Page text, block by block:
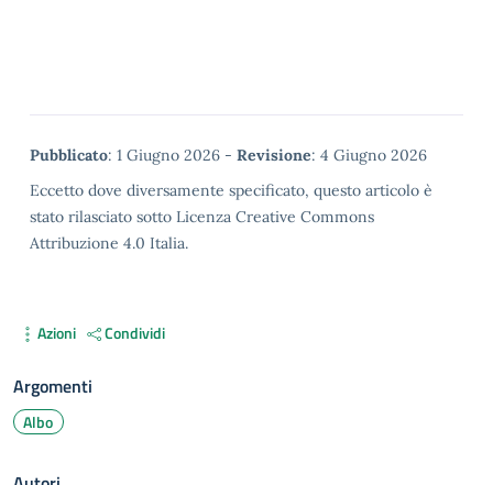
Metadata
Pubblicato: 1 Giugno 2026 - Revisione: 4 Giugno 2026
Eccetto dove diversamente specificato, questo articolo è
stato rilasciato sotto Licenza Creative Commons
Attribuzione 4.0 Italia.
Azioni Condividi
Argomenti
Albo